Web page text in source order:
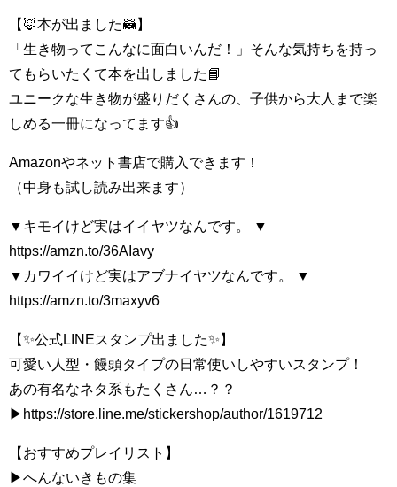
【🦊本が出ました🦝】
「生き物ってこんなに面白いんだ！」そんな気持ちを持っ
てもらいたくて本を出しました📘
ユニークな生き物が盛りだくさんの、子供から大人まで楽
しめる一冊になってます👍
Amazonやネット書店で購入できます！
（中身も試し読み出来ます）
▼キモイけど実はイイヤツなんです。 ▼
https://amzn.to/36AIavy
▼カワイイけど実はアブナイヤツなんです。 ▼
https://amzn.to/3maxyv6
【✨公式LINEスタンプ出ました✨】
可愛い人型・饅頭タイプの日常使いしやすいスタンプ！
あの有名なネタ系もたくさん…？？
▶https://store.line.me/stickershop/author/1619712
【おすすめプレイリスト】
▶へんないきもの集